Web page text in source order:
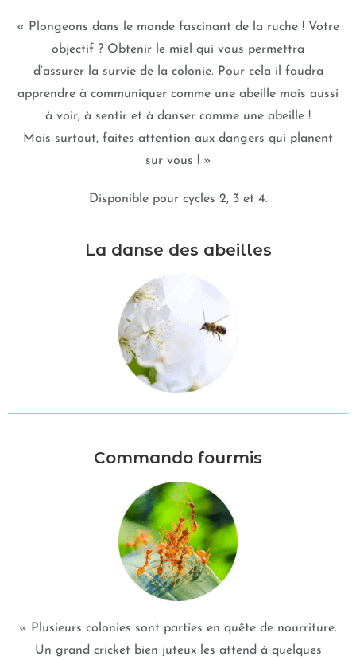
« Plongeons dans le monde fascinant de la ruche ! Votre
objectif ? Obtenir le miel qui vous permettra
d’assurer la survie de la colonie. Pour cela il faudra
apprendre à communiquer comme une abeille mais aussi
à voir, à sentir et à danser comme une abeille !
Mais surtout, faites attention aux dangers qui planent
sur vous ! »
Disponible pour cycles 2, 3 et 4.
La danse des abeilles
Commando fourmis
« Plusieurs colonies sont parties en quête de nourriture.
Un grand cricket bien juteux les attend à quelques